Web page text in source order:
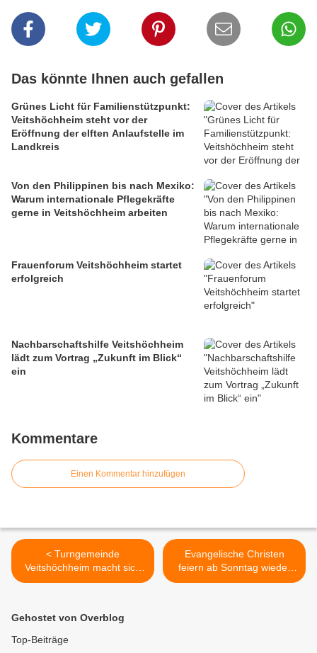
Das könnte Ihnen auch gefallen
Grünes Licht für Familienstützpunkt:
Veitshöchheim steht vor der
Eröffnung der elften Anlaufstelle im
Landkreis
Von den Philippinen bis nach Mexiko:
Warum internationale Pflegekräfte
gerne in Veitshöchheim arbeiten
Frauenforum Veitshöchheim startet
erfolgreich
Nachbarschaftshilfe Veitshöchheim
lädt zum Vortrag „Zukunft im Blick“
ein
Kommentare
Einen Kommentar hinzufügen
< Turngemeinde
Veitshöchheim macht sich
Gedanken über die
Evangelische Christen
feiern ab Sonntag wieder
Gottesdienste in der
Gehostet von Overblog
Top-Beiträge